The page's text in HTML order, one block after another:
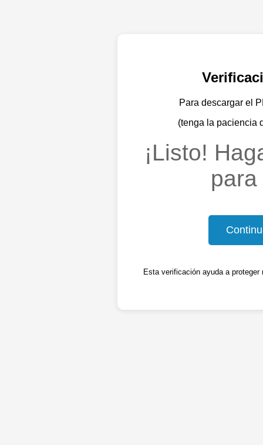
Para descargar el
(tenga la paciencia
¡Listo!
Esta verificación ayuda a